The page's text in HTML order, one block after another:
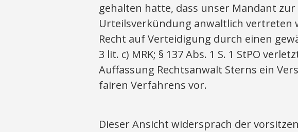
gehalten hatte, dass unser Mandant
Urteilsverkündung anwaltlich vertreten
Recht auf Verteidigung durch einen
3 lit. c) MRK; § 137 Abs. 1 S. 1 StPO
Auffassung Rechtsanwalt Sterns ein
fairen Verfahrens vor.
Dieser Ansicht widersprach der